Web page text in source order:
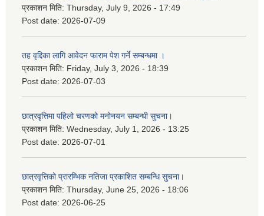
प्रकाशन मिति: Thursday, July 9, 2026 - 17:49
Post date: 2026-07-09
तह वृद्दिका लागि आवेदन फाराम पेश गर्ने सम्बन्धमा ।
प्रकाशन मिति: Friday, July 3, 2026 - 18:39
Post date: 2026-07-03
छात्रवृत्तिमा पहिलो चरणको मनोनयन सम्बन्धी सुचना।
प्रकाशन मिति: Wednesday, July 1, 2026 - 13:25
Post date: 2026-07-01
छात्रवृत्तिको प्रारम्भिक नतिजा प्रकाशित सम्बन्धि सुचना।
प्रकाशन मिति: Thursday, June 25, 2026 - 18:06
Post date: 2026-06-25